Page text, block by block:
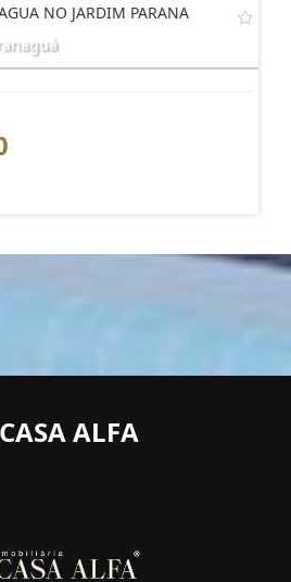
NO JARDIM PARANA
ALFA